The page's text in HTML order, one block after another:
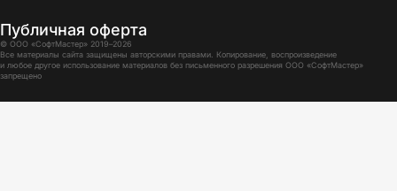
Публичная оферта
© ООО «СофтМастер» 2019–2026
Все материалы сайта защищены авторскими правами. Копирование, воспроизведение
и любое другое использование материалов без письменного разрешения ООО «СофтМастер»
запрещено